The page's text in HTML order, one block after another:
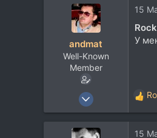
andmat
Well-Known
Member
25 Ноя 2002
1.175
15
У
Р
е
к15